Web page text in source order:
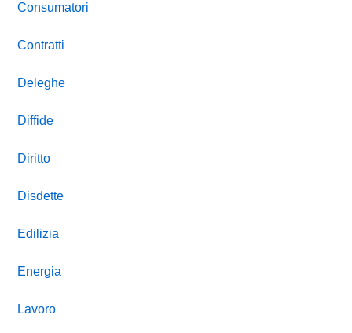
Consumatori
Contratti
Deleghe
Diffide
Diritto
Disdette
Edilizia
Energia
Lavoro